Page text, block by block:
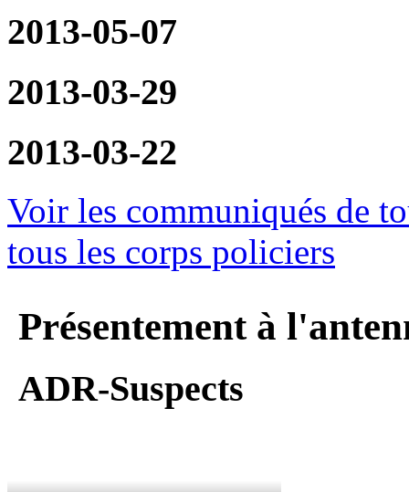
2013-05-07
2013-03-29
2013-03-22
Voir les communiqués de
tous les corps policiers
Présentement à
ADR-Suspects